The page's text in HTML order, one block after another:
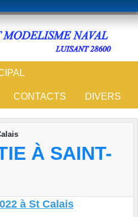
CONTACTS DIVERS
À SAINT-
à St Calais